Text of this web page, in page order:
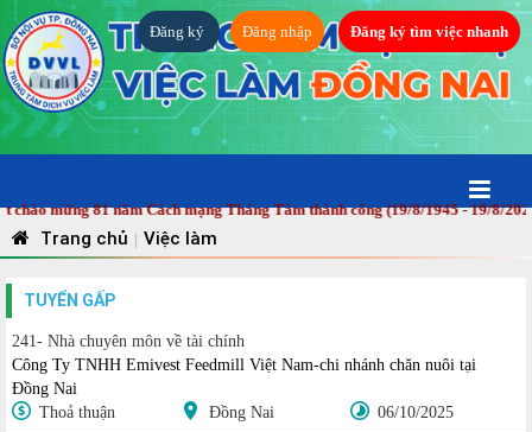
Đăng ký Đăng nhập Đăng ký tìm việc nhanh
mừng 81 năm Cách mạng Tháng Tám thành công (19/8/1945 - 19/8/2026)
Trang chủ | Việc làm
TUYỂN GẤP
241- Nhà chuyên môn về tài chính
Công Ty TNHH Emivest Feedmill Việt Nam-chi nhánh chăn nuôi tại
Đồng Nai
Thoả thuận
Đồng Nai 06/10/2025